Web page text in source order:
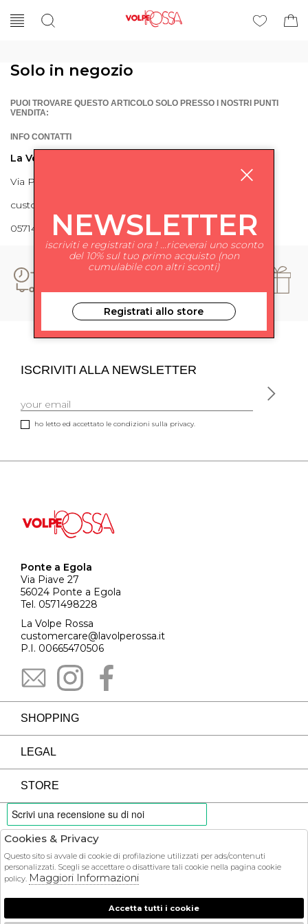
Solo in negozio
PUOI TROVARE QUESTO ARTICOLO SOLO PRESSO I NOSTRI PUNTI
VENDITA:
INFO CONTATTI
La Volpe Rossa
Via Piave 27 56024 Ponte a Egola
customercare@lavolperossa.it
0571498228
ISCRIVITI ALLA NEWSLETTER
ho letto ed accettato le condizioni sulla privacy.
Ponte a Egola
Via Piave 27
56024 Ponte a Egola
Tel. 0571498228
La Volpe Rossa
customercare@lavolperossa.it
P.I. 00665470506
SHOPPING
LEGAL
STORE
PAYMENTS
COURIER
NEWSLETTER
iscriviti e registrati ora ! ...riceverai uno sconto
del 10% sul tuo primo acquisto (non
cumulabile con altri sconti)
Registrati allo store
Cookies & Privacy
Questo sito si avvale di cookie di profilazione utilizzati per ads/contenuti
personalizzati. Scegli se accettare o disattivare tali cookie nella pagina cookie
policy. Maggiori Informazioni
Accetta tutti i cookie